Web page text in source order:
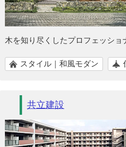
木を知り尽くしたプロフェッショ
スタイル｜和風モダン
共立建設